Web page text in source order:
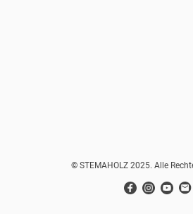
© STEMAHOLZ 2025. Alle